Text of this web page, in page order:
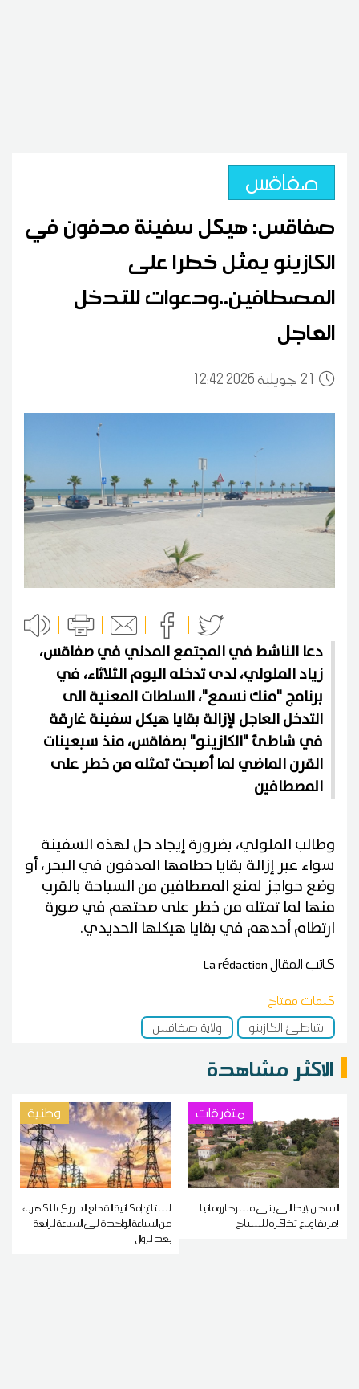
صفاقس
صفاقس: هيكل سفينة مدفون في
الكازينو يمثل خطرا على
المصطافين..ودعوات للتدخل
العاجل
21 12:42 2026 جويلية
دعا الناشط في المجتمع المدني في صفاقس،
زياد الملولي، لدى تدخله اليوم الثلاثاء، في
برنامج "منك نسمع"، السلطات المعنية الى
التدخل العاجل لإزالة بقايا هيكل سفينة غارقة
في شاطئ "الكازينو" بصفاقس، منذ سبعينات
القرن الماضي لما أصبحت تمثله من خطر على
المصطافين
وطالب الملولي، بضرورة إيجاد حل لهذه السفينة
سواء عبر إزالة بقايا حطامها المدفون في البحر، أو
وضع حواجز لمنع المصطافين من السباحة بالقرب
منها لما تمثله من خطر على صحتهم في صورة
ارتطام أحدهم في بقايا هيكلها الحديدي.
كاتب المقالLa rédaction
كلمات مفتاح
شاطئ الكازينو
ولاية صفاقس
الاكثر مشاهدة
متفرقات
السجن لإيطالي بنى مسرحا رومانيا
مزيفا وباع تذاكره للسياح!
وطنية
الستاغ: إمكانية القطع الدوري للكهرباء
من الساعة الواحدة الى الساعة الرابعة
بعد الزوال